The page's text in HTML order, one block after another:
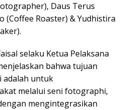
Daus Terus
(Coffee Roaster) & Yudhistira
selaku Ketua Pelaksana
bahwa tujuan
adalah untuk
melalui seni fotographi,
mengintegrasikan